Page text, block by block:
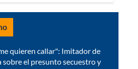
quieren callar": Imitador de
sobre el presunto secuestro y